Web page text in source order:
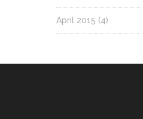
April 2015 (4)